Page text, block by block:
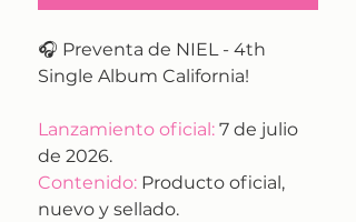
🎧 Preventa de NIEL - 4th
Single Album California!
Lanzamiento oficial: 7 de julio
de 2026.
Contenido: Producto oficial,
nuevo y sellado.